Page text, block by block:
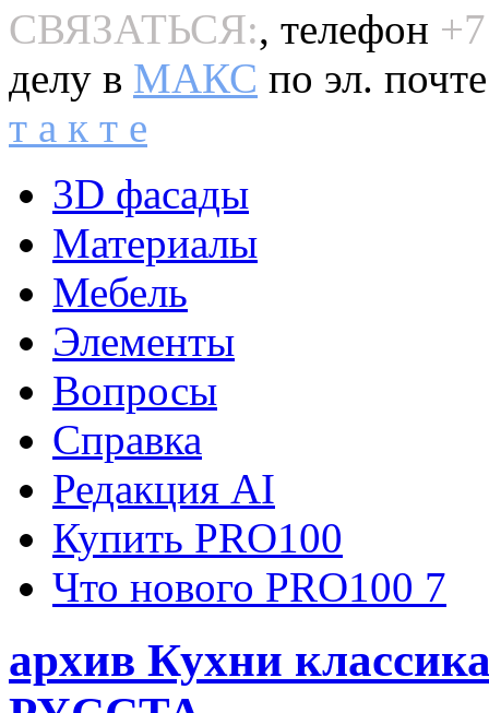
СВЯЗАТЬСЯ:, телефон
делу в MAКС по эл.
т а к т е
3D фасады
Материалы
Мебель
Элементы
Вопросы
Справка
Редакция AI
Купить PRO100
Что нового PRO100 7
архив Кухни